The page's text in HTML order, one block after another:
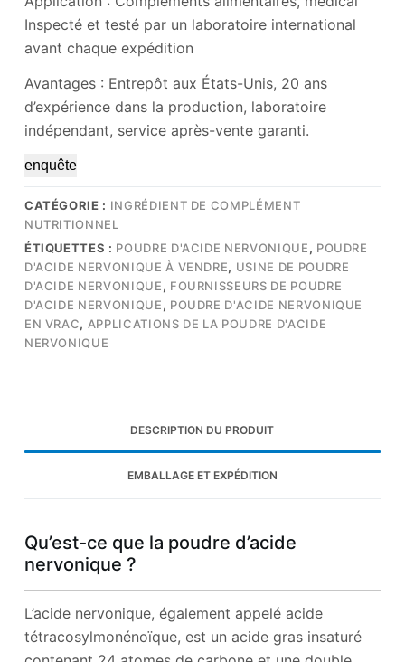
Inspecté et testé par un laboratoire international
avant chaque expédition
Avantages : Entrepôt aux États-Unis, 20 ans
d’expérience dans la production, laboratoire
indépendant, service après-vente garanti.
enquête
CATÉGORIE : INGRÉDIENT DE COMPLÉMENT
NUTRITIONNEL
ÉTIQUETTES : POUDRE D'ACIDE NERVONIQUE, POUDRE
D'ACIDE NERVONIQUE À VENDRE, USINE DE POUDRE
D'ACIDE NERVONIQUE, FOURNISSEURS DE POUDRE
D'ACIDE NERVONIQUE, POUDRE D'ACIDE NERVONIQUE
EN VRAC, APPLICATIONS DE LA POUDRE D'ACIDE
NERVONIQUE
DESCRIPTION DU PRODUIT
EMBALLAGE ET EXPÉDITION
Qu’est-ce que la poudre d’acide
nervonique ?
L’acide nervonique, également appelé acide
tétracosylmonénoïque, est un acide gras insaturé